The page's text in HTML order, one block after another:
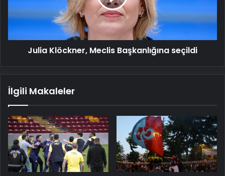
Julia Klöckner, Meclis Başkanlığına seçildi
İlgili Makaleler